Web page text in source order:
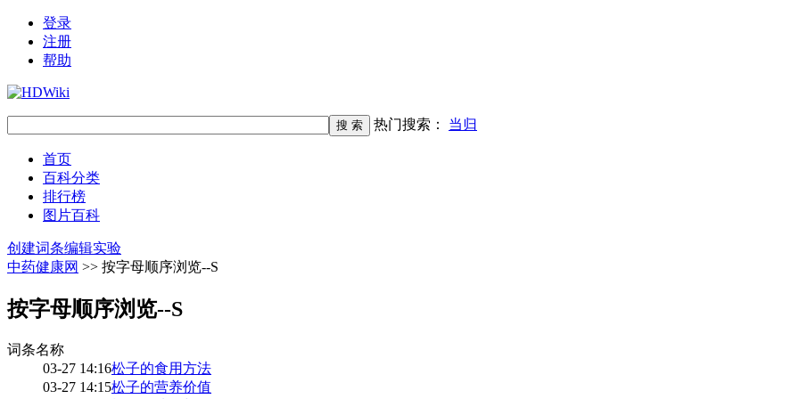
登录
注册
帮助
热门搜索： 当归
首页
百科分类
排行榜
图片百科
创建词条编辑实验
中药健康网 >> 按字母顺序浏览--S
按字母顺序浏览--S
词条名称
03-27 14:16松子的食用方法
03-27 14:15松子的营养价值